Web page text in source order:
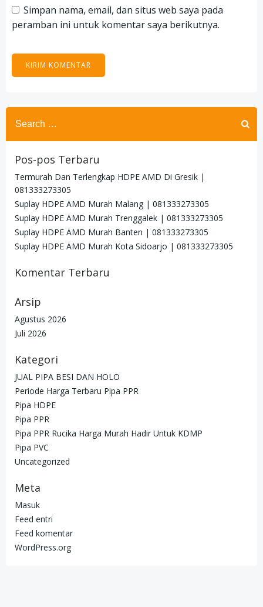
Simpan nama, email, dan situs web saya pada
peramban ini untuk komentar saya berikutnya.
Search
for:
Pos-pos Terbaru
Termurah Dan Terlengkap HDPE AMD Di Gresik |
081333273305
Suplay HDPE AMD Murah Malang | 081333273305
Suplay HDPE AMD Murah Trenggalek | 081333273305
Suplay HDPE AMD Murah Banten | 081333273305
Suplay HDPE AMD Murah Kota Sidoarjo | 081333273305
Komentar Terbaru
Arsip
Agustus 2026
Juli 2026
Kategori
JUAL PIPA BESI DAN HOLO
Periode Harga Terbaru Pipa PPR
Pipa HDPE
Pipa PPR
Pipa PPR Rucika Harga Murah Hadir Untuk KDMP
Pipa PVC
Uncategorized
Meta
Masuk
Feed entri
Feed komentar
WordPress.org